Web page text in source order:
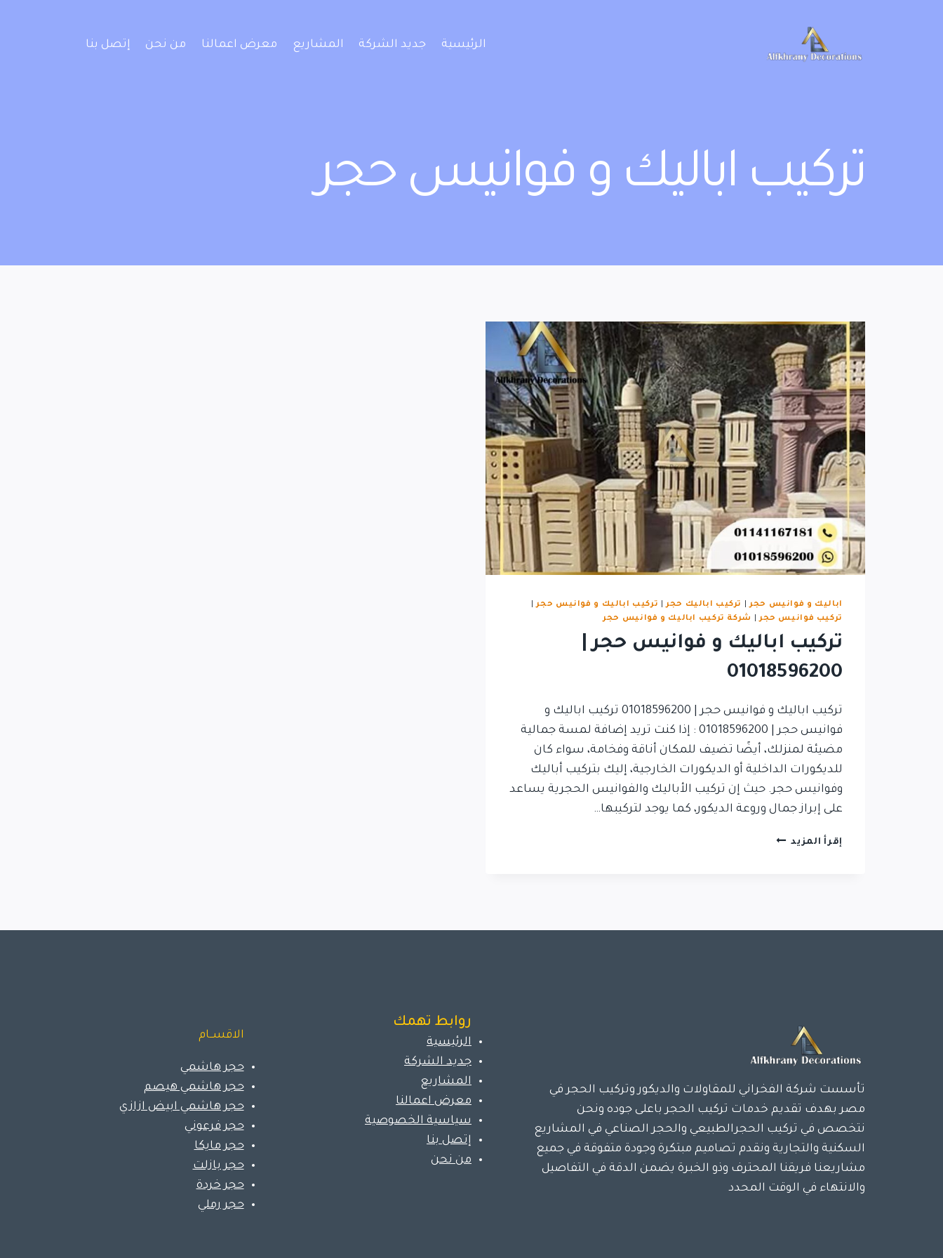
الرئيسية جديد الشركة المشاريع معرض اعمالنا من نحن إتصل بنا
تركيب اباليك و فوانيس حجر
اباليك و فوانيس حجر| تركيب اباليك حجر| تركيب اباليك و فوانيس حجر|
تركيب فوانيس حجر| شركة تركيب اباليك و فوانيس حجر
تركيب اباليك و فوانيس حجر |
01018596200
تركيب اباليك و فوانيس حجر | 01018596200 تركيب اباليك و
فوانيس حجر | 01018596200 : إذا كنت تريد إضافة لمسة جمالية
مضيئة لمنزلك، أيضًا تضيف للمكان أناقة وفخامة، سواء كان
للديكورات الداخلية أو الديكورات الخارجية، إليك بتركيب أباليك
وفوانيس حجر. حيث إن تركيب الأباليك والفوانيس الحجرية يساعد
على إبراز جمال وروعة الديكور، كما يوجد لتركيبها…
إقرأ المزيد تركيب
تأسست شركة الفخراني للمقاولات والديكور وتركيب الحجر في
مصر بهدف تقديم خدمات تركيب الحجر باعلى جوده ونحن
نتخصص في تركيب الحجرالطبيعي والحجر الصناعي في المشاريع
السكنية والتجارية ونقدم تصاميم مبتكرة وجودة متفوقة في جميع
مشاريعنا فريقنا المحترف وذو الخبرة يضمن الدقة في التفاصيل
والانتهاء في الوقت المحدد
روابط تهمك
الرئيسية
جديد الشركة
المشاريع
معرض اعمالنا
سياسية الخصوصية
إتصل بنا
من نحن
الاقســام
حجر هاشمي
حجر هاشمي هيصم
حجر هاشمي ابيض ازازي
حجر فرعوني
حجر مايكا
حجر بازلت
حجر خردة
حجر رملي